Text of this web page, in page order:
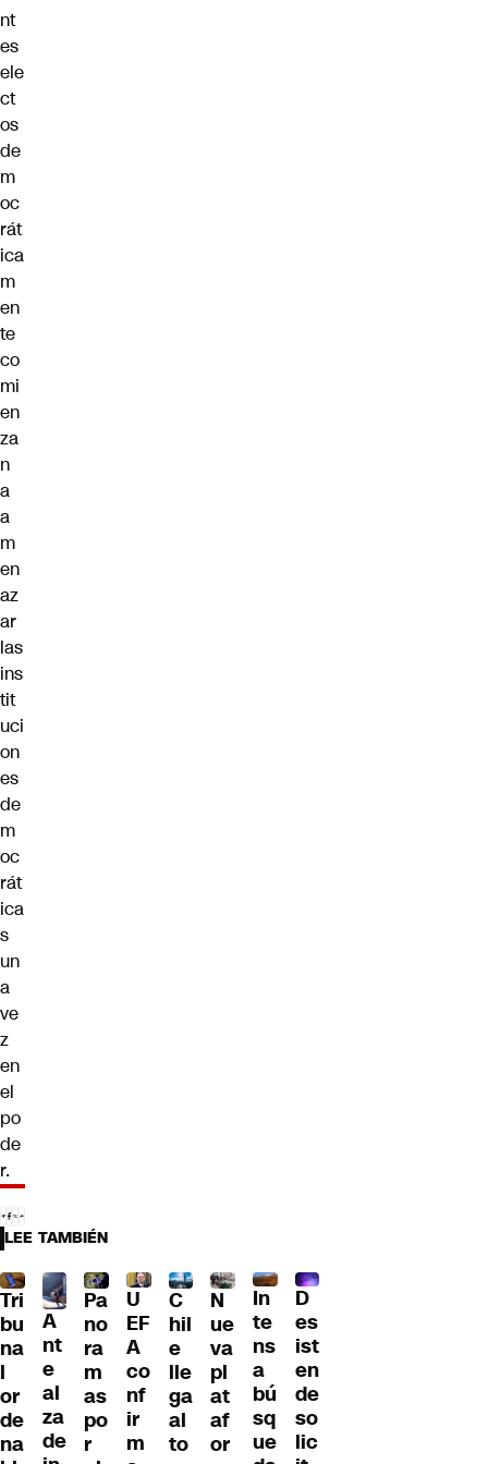
nt
es
ele
ct
os
de
m
oc
rát
ica
m
en
te
co
mi
en
za
n
a
a
m
en
az
ar
las
ins
tit
uci
on
es
de
m
oc
rát
ica
s
un
a
ve
z
en
el
po
de
r.
LEE TAMBIÉN
Tri
bu
na
l
or
de
na
A
nt
e
al
za
de
Pa
no
ra
m
as
po
r
U
EF
A
co
nf
ir
m
C
hil
e
lle
ga
al
to
N
ue
va
pl
at
af
or
In
te
ns
a
bú
sq
ue
D
es
ist
en
de
so
lic